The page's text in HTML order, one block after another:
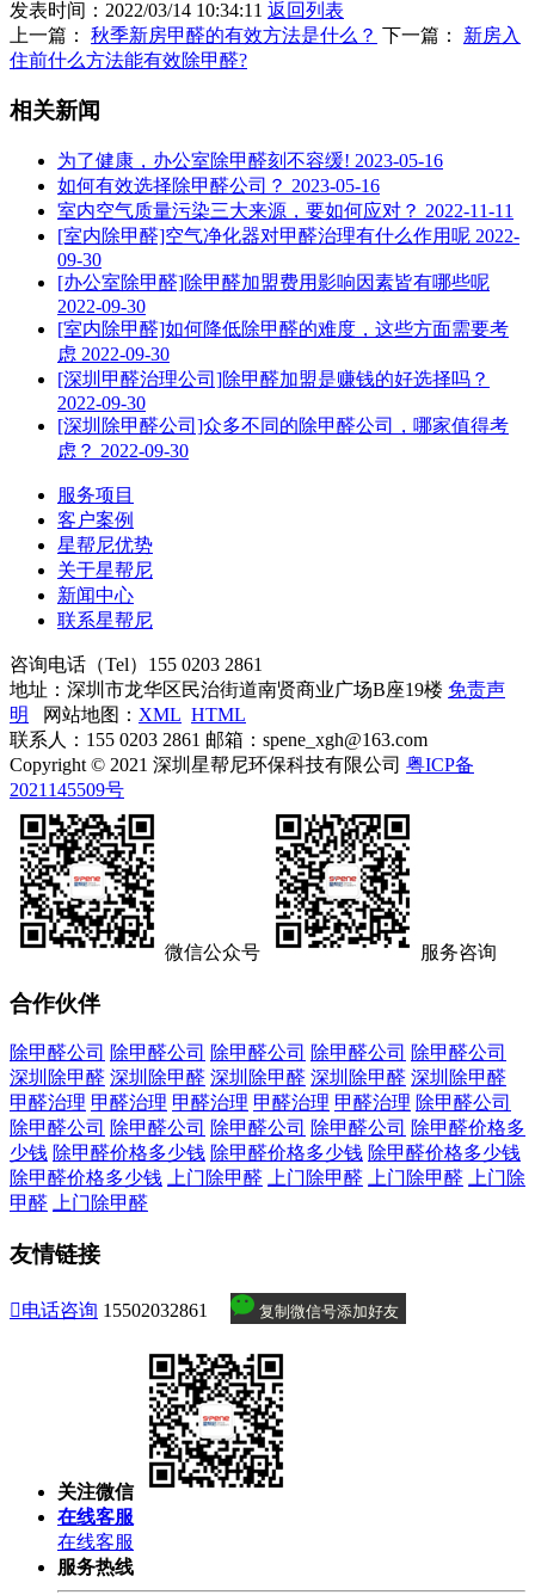
发表时间：2022/03/14 10:34:11 返回列表
上一篇： 秋季新房甲醛的有效方法是什么？ 下一篇： 新房入
住前什么方法能有效除甲醛?
相关新闻
为了健康，办公室除甲醛刻不容缓! 2023-05-16
如何有效选择除甲醛公司？ 2023-05-16
室内空气质量污染三大来源，要如何应对？ 2022-11-11
[室内除甲醛]空气净化器对甲醛治理有什么作用呢 2022-
09-30
[办公室除甲醛]除甲醛加盟费用影响因素皆有哪些呢
2022-09-30
[室内除甲醛]如何降低除甲醛的难度，这些方面需要考
虑 2022-09-30
[深圳甲醛治理公司]除甲醛加盟是赚钱的好选择吗？
2022-09-30
[深圳除甲醛公司]众多不同的除甲醛公司，哪家值得考
虑？ 2022-09-30
服务项目
客户案例
星帮尼优势
关于星帮尼
新闻中心
联系星帮尼
咨询电话（Tel） 155 0203 2861
地址：深圳市龙华区民治街道南贤商业广场B座19楼 免责声
明
网站地图： XML HTML
联系人：155 0203 2861 邮箱：spene_xgh@163.com
Copyright © 2021 深圳星帮尼环保科技有限公司 粤ICP备
2021145509号
微信公众号 服务咨询
合作伙伴
除甲醛公司 除甲醛公司 除甲醛公司 除甲醛公司 除甲醛公司
深圳除甲醛 深圳除甲醛 深圳除甲醛 深圳除甲醛 深圳除甲醛
甲醛治理 甲醛治理 甲醛治理 甲醛治理 甲醛治理 除甲醛公司
除甲醛公司 除甲醛公司 除甲醛公司 除甲醛公司 除甲醛价格多
少钱 除甲醛价格多少钱 除甲醛价格多少钱 除甲醛价格多少钱
除甲醛价格多少钱
上门除甲醛 上门除甲醛 上门除甲醛
上门除
甲醛
上门除甲醛
友情链接
电话咨询 15502032861 复制微信号添加好友
关注微信
在线客服
在线客服
服务热线